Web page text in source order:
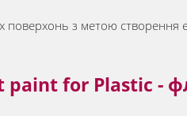
з метою створення
paint for Plastic -